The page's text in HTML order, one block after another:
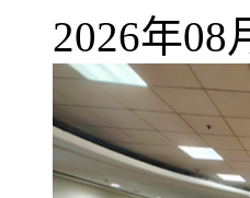
2026年08